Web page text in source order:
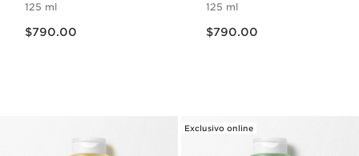
125 ml
$790.00
125 ml
$790.00
Exclusivo online